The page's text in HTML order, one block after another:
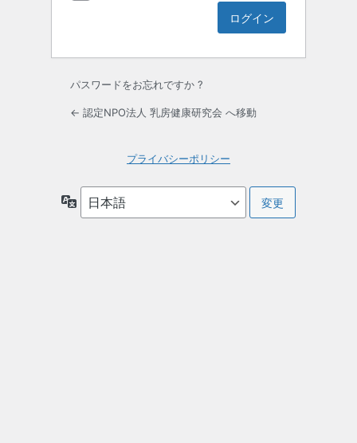
パスワードをお忘れですか ?
← 認定NPO法人 乳房健康研究会 へ移動
プライバシーポリシー
語